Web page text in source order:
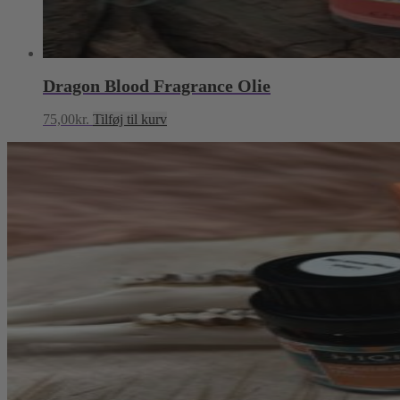
Dragon Blood Fragrance Olie
75,00kr. Tilføj til kurv